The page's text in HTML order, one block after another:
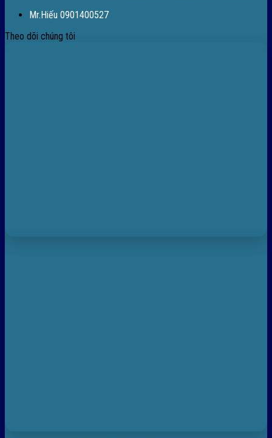
Mr.Hiếu 0901400527
Theo dõi chúng tôi